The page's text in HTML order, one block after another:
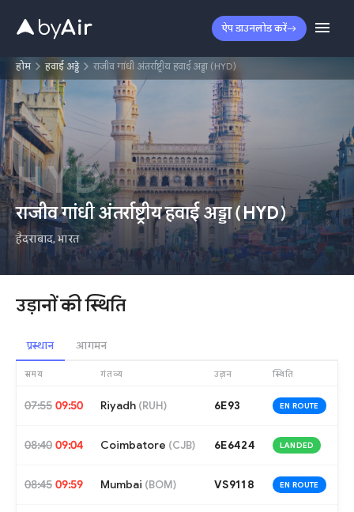
ऐप डाउनलोड करें
होम हवाई अड्डे राजीव गांधी अंतर्राष्ट्रीय हवाई अड्डा (HYD)
HYD
राजीव गांधी अंतर्राष्ट्रीय हवाई अड्डा(HYD)
हैदराबाद,भारत
उड़ानों की स्थिति
प्रस्थान आगमन
समय गंतव्य उड़ान स्थिति
07:55 09:50 Riyadh (RUH) 6E93 EN ROUTE
08:40 09:04 Coimbatore (CJB) 6E6424 LANDED
08:45 09:59 Mumbai (BOM) VS9118 EN ROUTE